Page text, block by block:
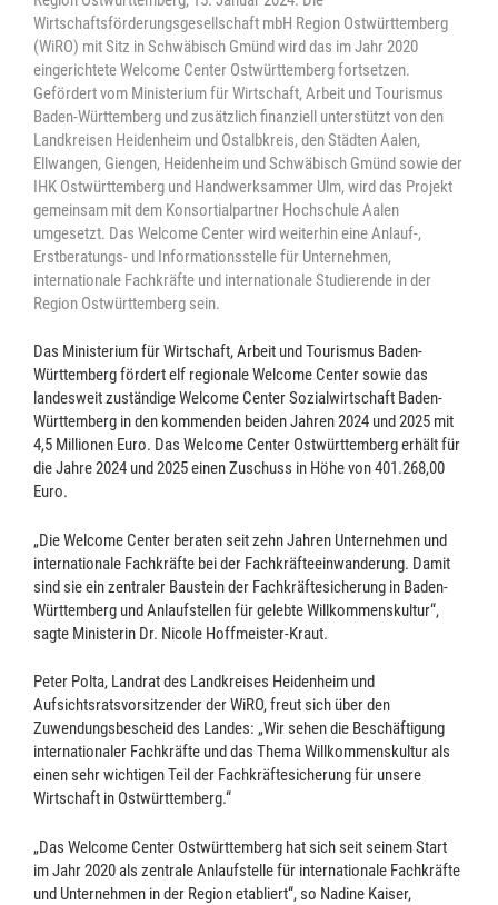
Wirtschaftsförderungsgesellschaft mbH Region Ostwürttemberg
(WiRO) mit Sitz in Schwäbisch Gmünd wird das im Jahr 2020
eingerichtete Welcome Center Ostwürttemberg fortsetzen.
Gefördert vom Ministerium für Wirtschaft, Arbeit und Tourismus
Baden-Württemberg und zusätzlich finanziell unterstützt von den
Landkreisen Heidenheim und Ostalbkreis, den Städten Aalen,
Ellwangen, Giengen, Heidenheim und Schwäbisch Gmünd sowie der
IHK Ostwürttemberg und Handwerksammer Ulm, wird das Projekt
gemeinsam mit dem Konsortialpartner Hochschule Aalen
umgesetzt. Das Welcome Center wird weiterhin eine Anlauf-,
Erstberatungs- und Informationsstelle für Unternehmen,
internationale Fachkräfte und internationale Studierende in der
Region Ostwürttemberg sein.
Das Ministerium für Wirtschaft, Arbeit und Tourismus Baden-
Württemberg fördert elf regionale Welcome Center sowie das
landesweit zuständige Welcome Center Sozialwirtschaft Baden-
Württemberg in den kommenden beiden Jahren 2024 und 2025 mit
4,5 Millionen Euro. Das Welcome Center Ostwürttemberg erhält für
die Jahre 2024 und 2025 einen Zuschuss in Höhe von 401.268,00
Euro.
„Die Welcome Center beraten seit zehn Jahren Unternehmen und
internationale Fachkräfte bei der Fachkräfteeinwanderung. Damit
sind sie ein zentraler Baustein der Fachkräftesicherung in Baden-
Württemberg und Anlaufstellen für gelebte Willkommenskultur“,
sagte Ministerin Dr. Nicole Hoffmeister-Kraut.
Peter Polta, Landrat des Landkreises Heidenheim und
Aufsichtsratsvorsitzender der WiRO, freut sich über den
Zuwendungsbescheid des Landes: „Wir sehen die Beschäftigung
internationaler Fachkräfte und das Thema Willkommenskultur als
einen sehr wichtigen Teil der Fachkräftesicherung für unsere
Wirtschaft in Ostwürttemberg.“
„Das Welcome Center Ostwürttemberg hat sich seit seinem Start
im Jahr 2020 als zentrale Anlaufstelle für internationale Fachkräfte
und Unternehmen in der Region etabliert“, so Nadine Kaiser,